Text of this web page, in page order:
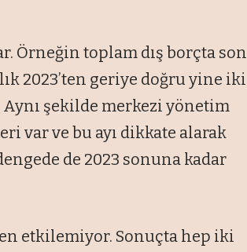
Örneğin toplam dış borçta son
2023’ten geriye doğru yine iki
şekilde merkezi yönetim
var ve bu ayı dikkate alarak
de 2023 sonuna kadar
etkilemiyor. Sonuçta hep iki